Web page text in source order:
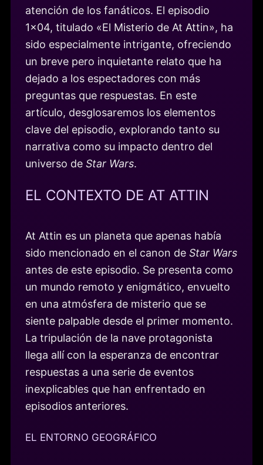
atención de los fanáticos. El episodio
1×04, titulado «El Misterio de At Attin», ha
sido especialmente intrigante, ofreciendo
un breve pero inquietante relato que ha
dejado a los espectadores con más
preguntas que respuestas. En este
artículo, desglosaremos los elementos
clave del episodio, explorando tanto su
narrativa como su impacto dentro del
universo de Star Wars.
EL CONTEXTO DE AT ATTIN
At Attin es un planeta que apenas había
sido mencionado en el canon de Star Wars
antes de este episodio. Se presenta como
un mundo remoto y enigmático, envuelto
en una atmósfera de misterio que se
siente palpable desde el primer momento.
La tripulación de la nave protagonista
llega allí con la esperanza de encontrar
respuestas a una serie de eventos
inexplicables que han enfrentado en
episodios anteriores.
EL ENTORNO GEOGRÁFICO